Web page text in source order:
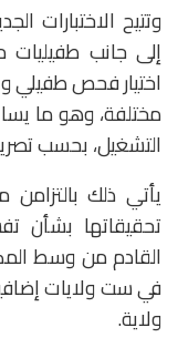
وتتيح الاختبارات
إلى جانب طفيليات
اختيار فحص طفيلي
مختلفة، وهو ما
التشغيل، بحسب
يأتي ذلك
تحقيقاتها بشأن
القادم من وسط
ولاية.